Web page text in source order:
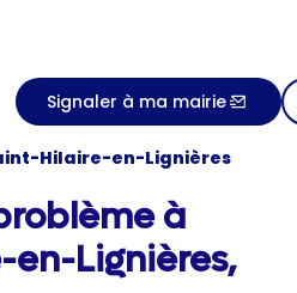
Signaler à ma mairie
Hilaire-en-Lignières
à
en-Lignières,